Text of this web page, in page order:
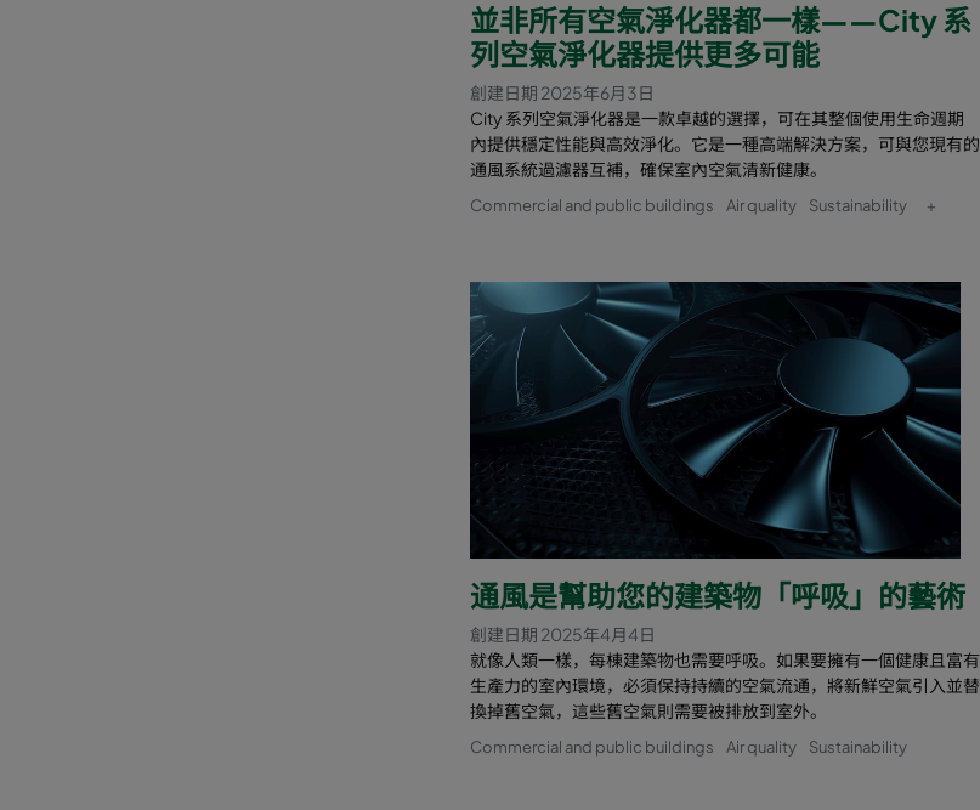
並非所有空氣淨化器都一樣——City 系
列空氣淨化器提供更多可能
創建日期 2025年6月3日
City 系列空氣淨化器是一款卓越的選擇，可在其整個使用生命週期
內提供穩定性能與高效淨化。它是一種高端解決方案，可與您現有的
通風系統過濾器互補，確保室內空氣清新健康。
Commercial and public buildings Air quality Sustainability +
通風是幫助您的建築物「呼吸」的藝術
創建日期 2025年4月4日
就像人類一樣，每棟建築物也需要呼吸。如果要擁有一個健康且富有
生產力的室內環境，必須保持持續的空氣流通，將新鮮空氣引入並替
換掉舊空氣，這些舊空氣則需要被排放到室外。
Commercial and public buildings Air quality Sustainability